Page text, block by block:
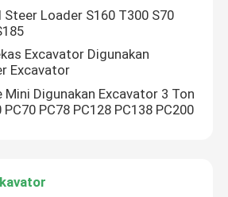
Steer Loader S160 T300 S70
Excavator Digunakan
Excavator
Mini Digunakan Excavator 3 Ton
PC70 PC78 PC128 PC138 PC200